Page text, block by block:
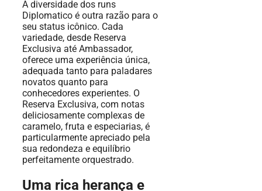
A diversidade dos runs
Diplomatico é outra razão para o
seu status icônico. Cada
variedade, desde Reserva
Exclusiva até Ambassador,
oferece uma experiência única,
adequada tanto para paladares
novatos quanto para
conhecedores experientes. O
Reserva Exclusiva, com notas
deliciosamente complexas de
caramelo, fruta e especiarias, é
particularmente apreciado pela
sua redondeza e equilíbrio
perfeitamente orquestrado.
Uma rica herança e